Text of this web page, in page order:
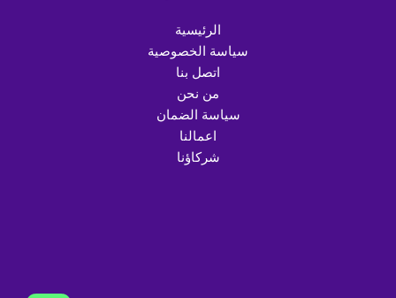
الرئيسية
سياسة الخصوصية
اتصل بنا
من نحن
سياسة الضمان
اعمالنا
شركاؤنا